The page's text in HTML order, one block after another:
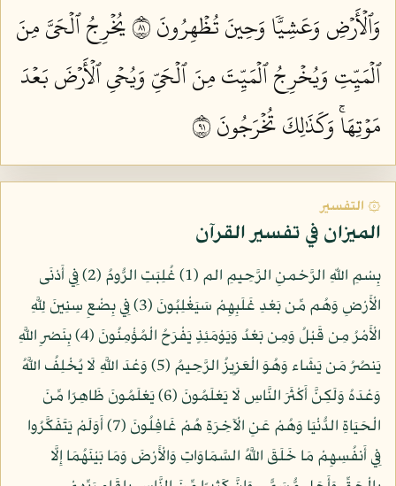
وَٱلۡأَرۡضِ وَعَشِيّٗا وَحِينَ تُظۡهِرُونَ ١٨
يُخۡرِجُ ٱلۡحَيَّ مِنَ
ٱلۡمَيِّتِ وَيُخۡرِجُ ٱلۡمَيِّتَ مِنَ ٱلۡحَيِّ وَيُحۡيِ ٱلۡأَرۡضَ بَعۡدَ
مَوۡتِهَاۚ وَكَذَٰلِكَ تُخۡرَجُونَ ١٩
۞ التفسير
الميزان في تفسير القرآن
بِسْمِ اللّهِ الرَّحْمنِ الرَّحِيمِ الم (1) غُلِبَتِ الرُّومُ (2) فِي أَدْنَى
الْأَرْضِ وَهُم مِّن بَعْدِ غَلَبِهِمْ سَيَغْلِبُونَ (3) فِي بِضْعِ سِنِينَ لِلَّهِ
الْأَمْرُ مِن قَبْلُ وَمِن بَعْدُ وَيَوْمَئِذٍ يَفْرَحُ الْمُؤْمِنُونَ (4) بِنَصْرِ اللَّهِ
يَنصُرُ مَن يَشَاء وَهُوَ الْعَزِيزُ الرَّحِيمُ (5) وَعْدَ اللَّهِ لَا يُخْلِفُ اللَّهُ
وَعْدَهُ وَلَكِنَّ أَكْثَرَ النَّاسِ لَا يَعْلَمُونَ (6) يَعْلَمُونَ ظَاهِرًا مِّنَ
الْحَيَاةِ الدُّنْيَا وَهُمْ عَنِ الْآخِرَةِ هُمْ غَافِلُونَ (7) أَوَلَمْ يَتَفَكَّرُوا
فِي أَنفُسِهِمْ مَا خَلَقَ اللَّهُ السَّمَاوَاتِ وَالْأَرْضَ وَمَا بَيْنَهُمَا إِلَّا